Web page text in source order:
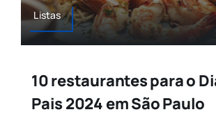
Agenda
resultados
para:
Listas
10 restaurantes para o
Pais 2024 em São Paulo